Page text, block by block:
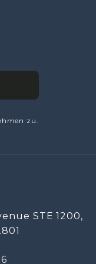
zu.
STE 1200,